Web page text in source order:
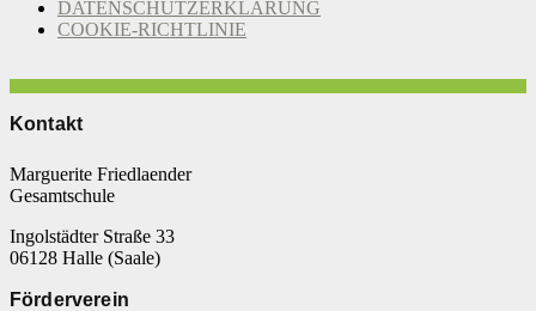
DATENSCHUTZERKLÄRUNG
COOKIE-RICHTLINIE
Kontakt
Marguerite Friedlaender
Gesamtschule
Ingolstädter Straße 33
06128 Halle (Saale)
Förderverein